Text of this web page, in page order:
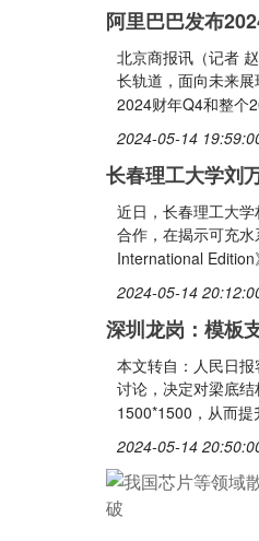
阿里巴巴发布
北京商报讯（记者
长轨道，面向未来
2024财年Q4和整个
2024-05-14
长春理工大学刘
近日，长春理工大
合作，在揭示可充
International
2024-05-14
深圳龙岗：模板
本文转自：人民日
讨论，决定对梁底
1500*1500，从而
2024-05-14